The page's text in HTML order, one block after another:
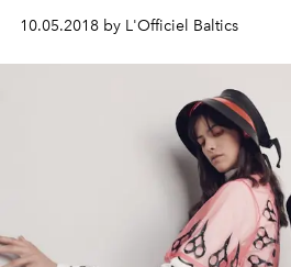
Privé, Katya Katya London un Nóló.
10.05.2018 by L'Officiel Baltics